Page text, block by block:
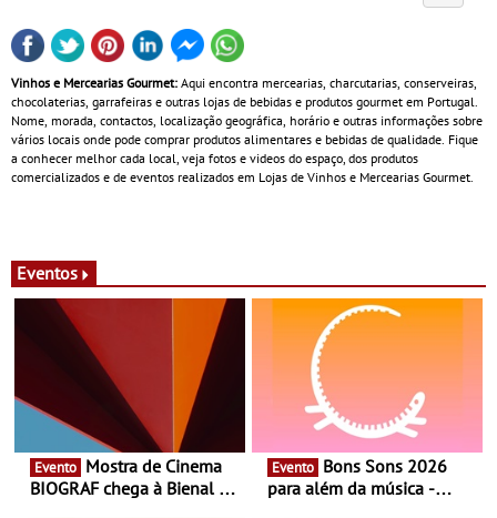
Vinhos e Mercearias Gourmet: Aqui encontra mercearias, charcutarias, conserveiras,
chocolaterias, garrafeiras e outras lojas de bebidas e produtos gourmet em Portugal.
Nome, morada, contactos, localização geográfica, horário e outras informações sobre
vários locais onde pode comprar produtos alimentares e bebidas de qualidade. Fique
a conhecer melhor cada local, veja fotos e videos do espaço, dos produtos
comercializados e de eventos realizados em Lojas de Vinhos e Mercearias Gourmet.
Eventos
Evento
BIOGRAF chega à Bienal de
Evento
para além da música -